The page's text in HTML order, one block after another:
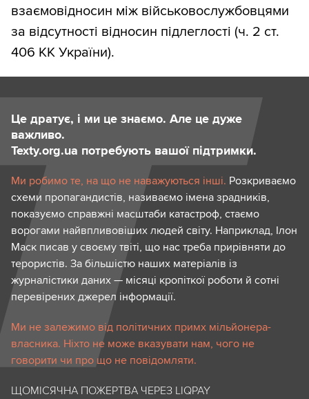
взаємовідносин між військовослужбовцями
за відсутності відносин підлеглості (ч. 2 ст.
406 КК України).
Це дратує, і ми це знаємо. Але це дуже
важливо.
Texty.org.ua потребують вашої підтримки.
Ми робимо те, на що не наважуються інші. Розкриваємо
схеми пропагандистів, називаємо імена зрадників,
показуємо справжні масштаби катастроф, стаємо
ворогами найвпливовіших людей світу. Наприклад, Ілон
Маск писав у своєму твіті, що нас треба прирівняти до
терористів. За більшістю наших матеріалів із
журналістики даних — місяці кропіткої роботи й сотні
перевірених джерел інформації.
Ми не залежимо від політичних примх мільйонера-
власника. Ніхто не може вказувати нам, чого не
говорити чи про що не повідомляти.
ЩОМІСЯЧНА ПОЖЕРТВА ЧЕРЕЗ LIQPAY